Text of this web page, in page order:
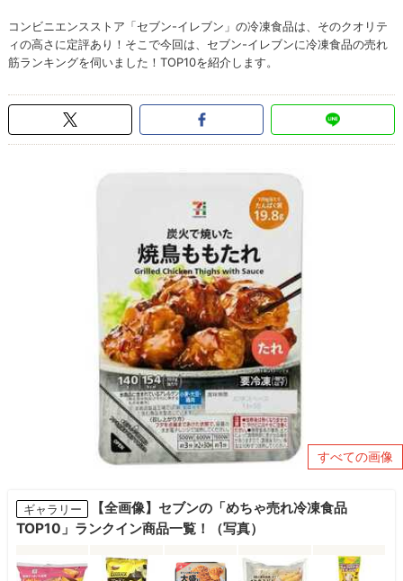
コンビニエンスストア「セブン-イレブン」の冷凍食品は、そのクオリテ
ィの高さに定評あり！そこで今回は、セブン-イレブンに冷凍食品の売れ
筋ランキングを伺いました！TOP10を紹介します。
すべての画像
ギャラリー
【全画像】セブンの「めちゃ売れ冷凍食品
TOP10」ランクイン商品一覧！（写真）